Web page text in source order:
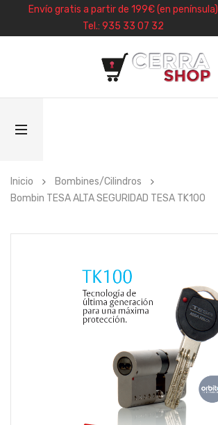
Envío gratis a partir de 199€ (en península)
Tel.: 935 33 07 32
Inicio
Bombines/Cilindros
Bombin TESA ALTA SEGURIDAD TESA TK100